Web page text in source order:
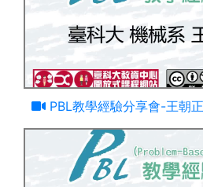
PBL教學經驗分享會-王朝
師